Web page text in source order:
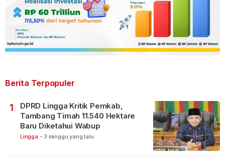
Berita Terpopuler
1
DPRD Lingga Kritik Pemkab,
Tambang Timah 11.540 Hektare
Baru Diketahui Wabup
Lingga - 3 minggu yang lalu